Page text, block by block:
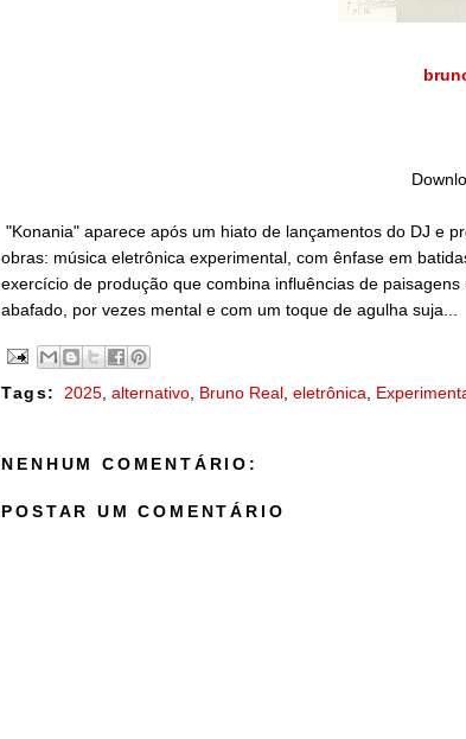
"Konania" aparece após um hiato de lançamentos do DJ e
obras: música eletrônica experimental, com ênfase em
exercício de produção que combina influências de
abafado, por vezes mental e com um toque de agulha suja...
Tags: 2025 ,alternativo Bruno Real ,eletrônica
NENHUM COMENTÁRIO:
POSTAR UM COMENTÁRIO